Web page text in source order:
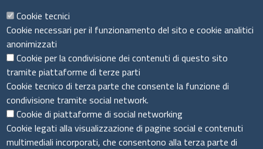
Menù privacy
Cookie Policy Note legali
Privacy
Dichiarazione di accessibilità
Cookie tecnici
Cookie necessari per il funzionamento del sito e cookie analitici
anonimizzati
Cookie per la condivisione dei contenuti di questo sito
tramite piattaforme di terze parti
Cookie tecnico di terza parte che consente la funzione di
condivisione tramite social network.
Cookie di piattaforme di social networking
Cookie legati alla visualizzazione di pagine social e contenuti
multimediali incorporati, che consentono alla terza parte di